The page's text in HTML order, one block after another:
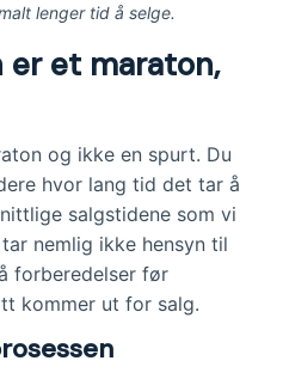
lenger tid å selge.
er et maraton,
og ikke en spurt. Du
hvor lang tid det tar å
salgstidene som vi
nemlig ikke hensyn til
forberedelser før
kommer ut for salg.